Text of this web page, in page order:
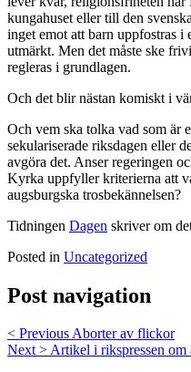
kungahuset eller till den
inget emot att barn uppfostras
utmärkt. Men det måste ske
regleras i grundlagen.
Och det blir nästan komiskt i
Och vem ska tolka vad som är
sekulariserade riksdagen eller
avgöra det. Anser regeringen
Kyrka uppfyller kriterierna att
augsburgska trosbekännelsen?
Tidningen Dagen skriver om
Posted in Uncategorized
Post navigation
< PreviousAborter av flickor
Next >Artikel i rikspressen